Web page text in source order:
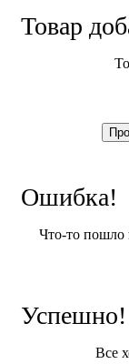
Товар
Ошибка!
Что-то пошло
Успешно!
Все